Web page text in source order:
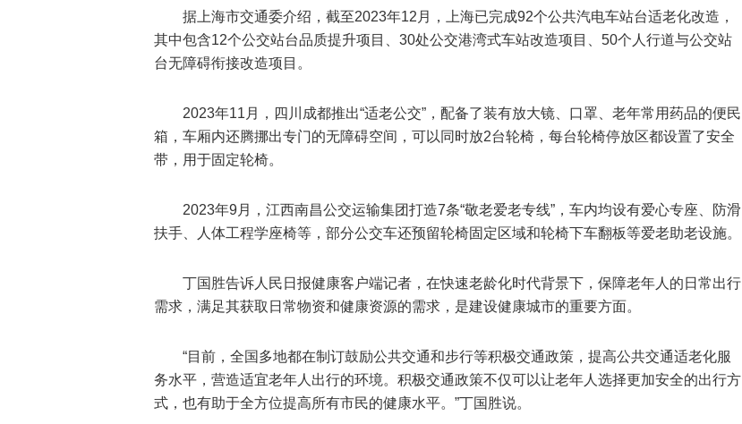
据上海市交通委介绍，截至2023年12月，上海已完成92个公共汽电车站台适老化改造，
其中包含12个公交站台品质提升项目、30处公交港湾式车站改造项目、50个人行道与公交站
台无障碍衔接改造项目。
2023年11月，四川成都推出“适老公交”，配备了装有放大镜、口罩、老年常用药品的便民
箱，车厢内还腾挪出专门的无障碍空间，可以同时放2台轮椅，每台轮椅停放区都设置了安全
带，用于固定轮椅。
2023年9月，江西南昌公交运输集团打造7条“敬老爱老专线”，车内均设有爱心专座、防滑
扶手、人体工程学座椅等，部分公交车还预留轮椅固定区域和轮椅下车翻板等爱老助老设施。
丁国胜告诉人民日报健康客户端记者，在快速老龄化时代背景下，保障老年人的日常出行
需求，满足其获取日常物资和健康资源的需求，是建设健康城市的重要方面。
“目前，全国多地都在制订鼓励公共交通和步行等积极交通政策，提高公共交通适老化服
务水平，营造适宜老年人出行的环境。积极交通政策不仅可以让老年人选择更加安全的出行方
式，也有助于全方位提高所有市民的健康水平。”丁国胜说。